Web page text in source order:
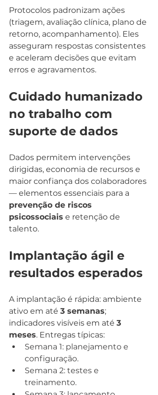
Protocolos padronizam ações
(triagem, avaliação clínica, plano de
retorno, acompanhamento). Eles
asseguram respostas consistentes
e aceleram decisões que evitam
erros e agravamentos.
Cuidado humanizado
no trabalho com
suporte de dados
Dados permitem intervenções
dirigidas, economia de recursos e
maior confiança dos colaboradores
— elementos essenciais para a
prevenção de riscos
psicossociais e retenção de
talento.
Implantação ágil e
resultados esperados
A implantação é rápida: ambiente
ativo em até 3 semanas;
indicadores visíveis em até 3
meses. Entregas típicas:
Semana 1: planejamento e
configuração.
Semana 2: testes e
treinamento.